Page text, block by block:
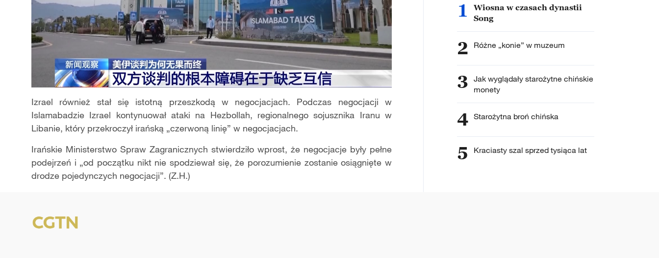
Izrael również stał się istotną przeszkodą w negocjacjach. Podczas negocjacji w
Islamabadzie Izrael kontynuował ataki na Hezbollah, regionalnego sojusznika Iranu w
Libanie, który przekroczył irańską „czerwoną linię” w negocjacjach.
Irańskie Ministerstwo Spraw Zagranicznych stwierdziło wprost, że negocjacje były pełne
podejrzeń i „od początku nikt nie spodziewał się, że porozumienie zostanie osiągnięte w
drodze pojedynczych negocjacji”. (Z.H.)
1
Wiosna w czasach dynastii
Song
2 Różne „konie” w muzeum
3 Jak wyglądały starożytne chińskie
monety
4 Starożytna broń chińska
5 Kraciasty szal sprzed tysiąca lat